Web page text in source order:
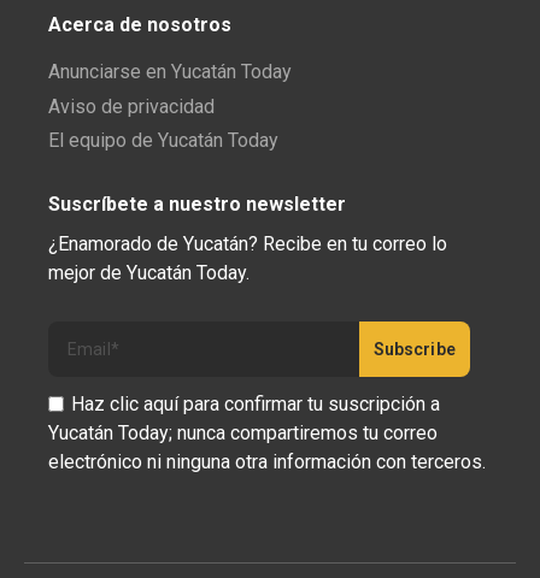
Acerca de nosotros
Anunciarse en Yucatán Today
Aviso de privacidad
El equipo de Yucatán Today
Suscríbete a nuestro newsletter
¿Enamorado de Yucatán? Recibe en tu correo lo
mejor de Yucatán Today.
Haz clic aquí para confirmar tu suscripción a
Yucatán Today; nunca compartiremos tu correo
electrónico ni ninguna otra información con terceros.